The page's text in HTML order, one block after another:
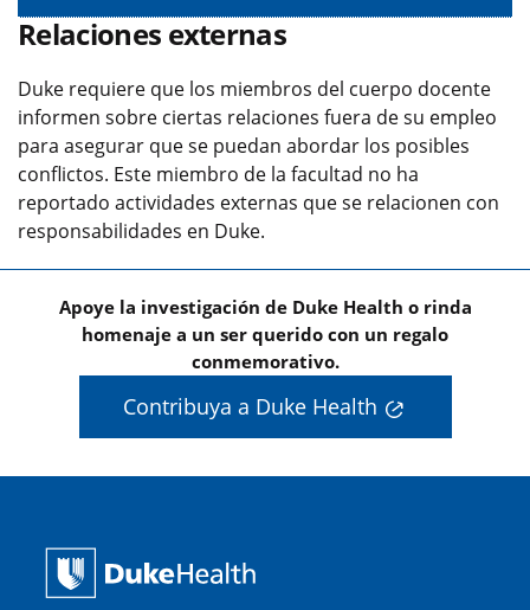
Relaciones externas
Duke requiere que los miembros del cuerpo docente
informen sobre ciertas relaciones fuera de su empleo
para asegurar que se puedan abordar los posibles
conflictos. Este miembro de la facultad no ha
reportado actividades externas que se relacionen con
responsabilidades en Duke.
Apoye la investigación de Duke Health o rinda
homenaje a un ser querido con un regalo
conmemorativo.
Contribuya a Duke Health